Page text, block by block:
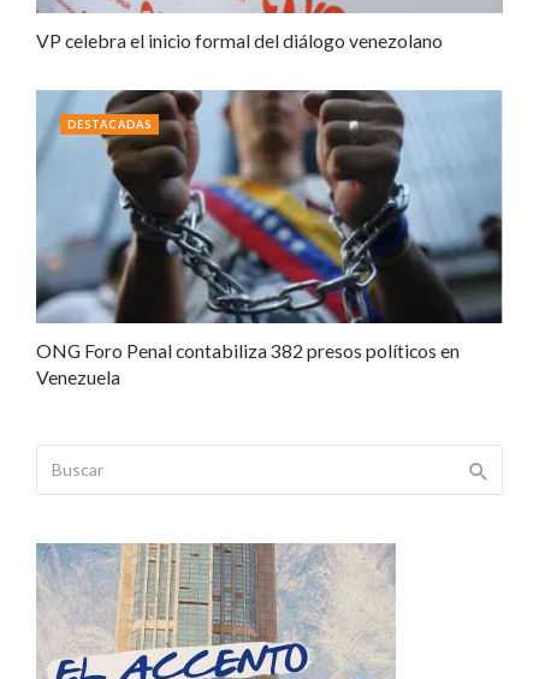
VP celebra el inicio formal del diálogo venezolano
ONG Foro Penal contabiliza 382 presos políticos en
Venezuela
DESTACADAS